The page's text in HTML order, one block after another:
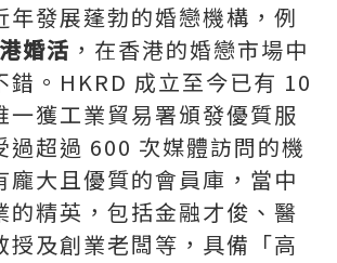
年發展蓬勃的婚戀機構，例
婚活 ，在香港的婚戀市場中
錯。HKRD 成立至今已有 10
一獲工業貿易署頒發優質服
過超過 600 次媒體訪問的機
龐大且優質的會員庫，當中
的精英，包括金融才俊、醫
授及創業老闆等，具備「高